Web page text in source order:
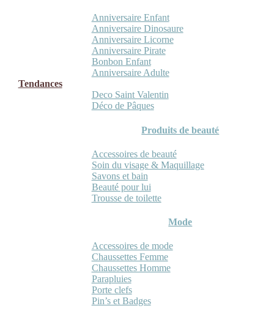
Anniversaire Enfant
Anniversaire Dinosaure
Anniversaire Licorne
Anniversaire Pirate
Bonbon Enfant
Anniversaire Adulte
Tendances
Deco Saint Valentin
Déco de Pâques
Produits de beauté
Accessoires de beauté
Soin du visage & Maquillage
Savons et bain
Beauté pour lui
Trousse de toilette
Mode
Accessoires de mode
Chaussettes Femme
Chaussettes Homme
Parapluies
Porte clefs
Pin’s et Badges